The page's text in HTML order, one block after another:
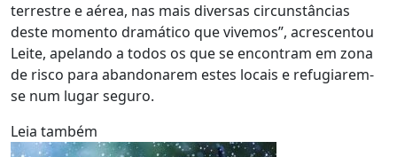
terrestre e aérea, nas mais diversas circunstâncias
deste momento dramático que vivemos”, acrescentou
Leite, apelando a todos os que se encontram em zona
de risco para abandonarem estes locais e refugiarem-
se num lugar seguro.
Leia também